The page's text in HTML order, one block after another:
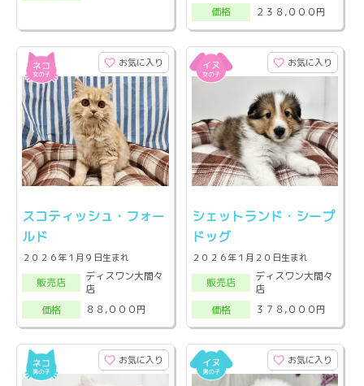
価格
２３８,０００円
お気に入り
スコティッシュ・フォー
ルド
２０２６年１月９日生まれ
販売店
ディスワン大間々
店
価格
８８,０００円
お気に入り
シェットランド・シープ
ドッグ
２０２６年１月２０日生まれ
販売店
ディスワン大間々
店
価格
３７８,０００円
お気に入り お気に入り